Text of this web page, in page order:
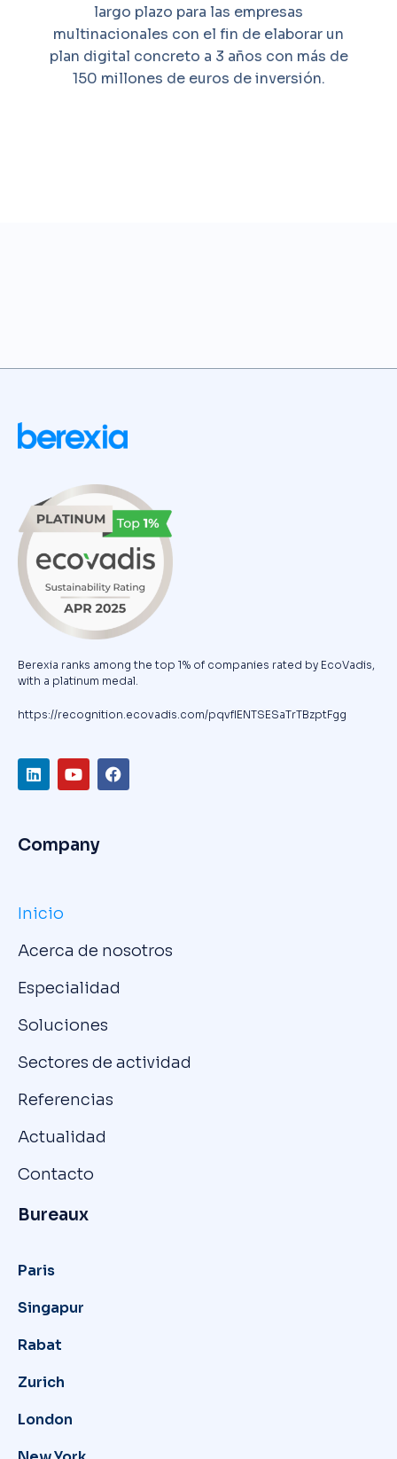
largo plazo para las empresas
multinacionales con el fin de elaborar un
plan digital concreto a 3 años con más de
150 millones de euros de inversión.
Berexia ranks among the top 1% of companies rated by EcoVadis,
with a platinum medal.
https://recognition.ecovadis.com/pqvfIENTSESaTrTBzptFgg
Company
Inicio
Acerca de nosotros
Especialidad
Soluciones
Sectores de actividad
Referencias
Actualidad
Contacto
Bureaux
Paris
Singapur
Rabat
Zurich
London